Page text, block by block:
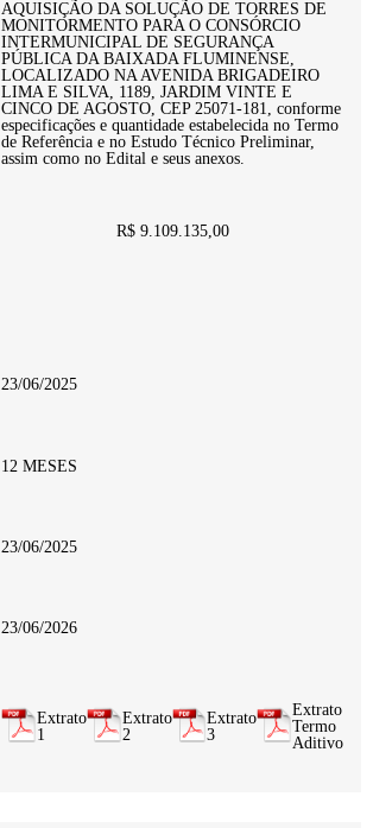
AQUISIÇÃO DA SOLUÇÃO DE TORRES DE
MONITORMENTO PARA O CONSÓRCIO
INTERMUNICIPAL DE SEGURANÇA
PÚBLICA DA BAIXADA FLUMINENSE,
LOCALIZADO NA AVENIDA BRIGADEIRO
LIMA E SILVA, 1189, JARDIM VINTE E
CINCO DE AGOSTO, CEP 25071-181, conforme
especificações e quantidade estabelecida no Termo
de Referência e no Estudo Técnico Preliminar,
assim como no Edital e seus anexos.
R$ 9.109.135,00
23/06/2025
12 MESES
23/06/2025
23/06/2026
Extrato
1
Extrato
2
Extrato
3
Extrato
Termo
Aditivo